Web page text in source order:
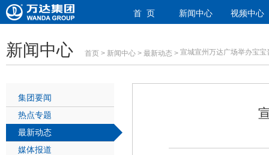
首 页 新闻中心 视频中心
新闻中心 首页 > 新闻中心 > 最新动态 > 宣城宣州万达广场举办宝宝
集团要闻
热点专题
最新动态
媒体报道